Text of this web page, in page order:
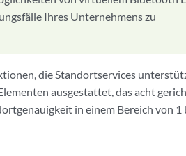
Ihres Unternehmens zu
die Standortservices
ausgestattet, das acht
in einem Bereich von 1